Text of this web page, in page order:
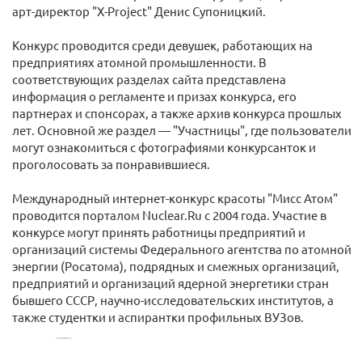
арт-директор "X-Project" Денис Супоницкий.
Конкурс проводится среди девушек, работающих на
предприятиях атомной промышленности. В
соответствующих разделах сайта представлена
информация о регламенте и призах конкурса, его
партнерах и спонсорах, а также архив конкурса прошлых
лет. Основной же раздел — "Участницы", где пользователи
могут ознакомиться с фотографиями конкурсанток и
проголосовать за понравившиеся.
Международный интернет-конкурс красоты "Мисс Атом"
проводится порталом Nuclear.Ru с 2004 года. Участие в
конкурсе могут принять работницы предприятий и
организаций системы Федерального агентства по атомной
энергии (Росатома), подрядных и смежных организаций,
предприятий и организаций ядерной энергетики стран
бывшего СССР, научно-исследовательских институтов, а
также студентки и аспирантки профильных ВУЗов.